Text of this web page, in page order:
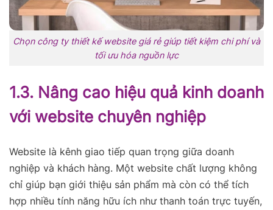
Chọn công ty thiết kế website giá rẻ giúp tiết kiệm chi phí và
tối ưu hóa nguồn lực
1.3. Nâng cao hiệu quả kinh doanh
với website chuyên nghiệp
Website là kênh giao tiếp quan trọng giữa doanh
nghiệp và khách hàng. Một website chất lượng không
chỉ giúp bạn giới thiệu sản phẩm mà còn có thể tích
hợp nhiều tính năng hữu ích như thanh toán trực tuyến,